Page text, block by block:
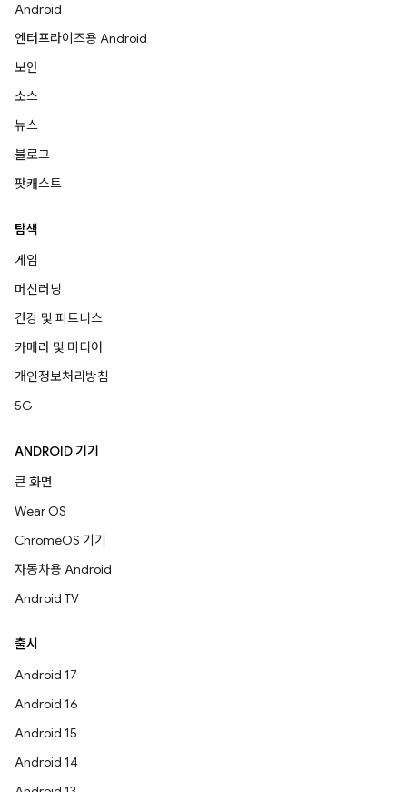
Android
엔터프라이즈용 Android
보안
소스
뉴스
블로그
팟캐스트
탐색
게임
머신러닝
건강 및 피트니스
카메라 및 미디어
개인정보처리방침
5G
ANDROID 기기
큰 화면
Wear OS
ChromeOS 기기
자동차용 Android
Android TV
출시
Android 17
Android 16
Android 15
Android 14